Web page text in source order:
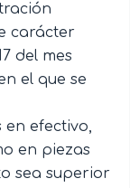
carácter
del mes
el que se
efectivo,
en piezas
sea superior